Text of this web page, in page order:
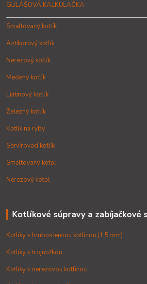
GULÁŠOVÁ KALKULAČKA
Smaltovaný kotlík
Antikorový kotlík
Nerezový kotlík
Medený kotlík
Liatinový kotlík
Železný kotlík
Kotlík na ryby
Servírovací kotlík
Smaltovaný kotol
Nerezový kotol
Kotlíkové súpravy a zabíjačkové
Kotlíky s hrubostennou kotlinou (1,5 mm)
Kotlíky s trojnožkou
Kotlíky s nerezovou kotlinou